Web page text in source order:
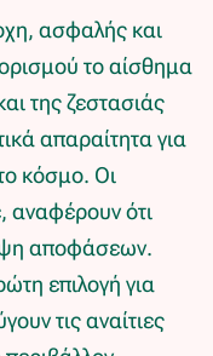
ασφαλής και
το αίσθημα
της ζεστασιάς
απαραίτητα για
κόσμο. Οι
αναφέρουν ότι
αποφάσεων.
επιλογή για
τις αναίτιες